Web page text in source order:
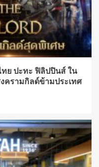
ทย ปะทะ ฟิลิปปินส์ ใน
ครามกิลด์ข้ามประเทศ